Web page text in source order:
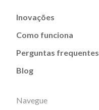
Inovações
Como funciona
Perguntas frequentes
Blog
Navegue